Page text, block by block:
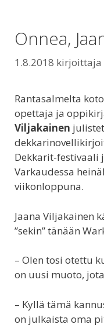
Onnea,
1.8.2018 kirjoittaja
Rantasalmelta
opettaja ja
Viljakainen
Dekkarit-festivaali
Varkaudessa
viikonloppuna.
Jaana Viljakainen
”sekin” tänään
– Olen tosi otettu
on uusi muoto,
– Kyllä tämä
on julkaista oma